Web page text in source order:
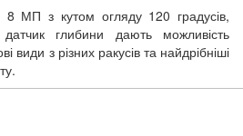
8 МП з кутом огляду 120 градусів,
глибини дають можливість
види з різних ракусів та найдрібніші